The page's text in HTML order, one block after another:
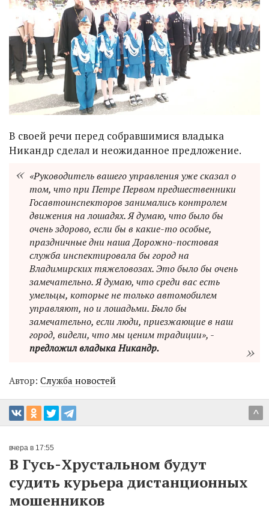
В своей речи перед собравшимися владыка
Никандр сделал и неожиданное предложение.
«Руководитель вашего управления уже сказал о
том, что при Петре Первом предшественники
Госавтоинспекторов занимались контролем
движения на лошадях. Я думаю, что было бы
очень здорово, если бы в какие-то особые,
праздничные дни наша Дорожно-постовая
служба инспектировала бы город на
Владимирских тяжеловозах. Это было бы очень
замечательно. Я думаю, что среди вас есть
умельцы, которые не только автомобилем
управляют, но и лошадьми. Было бы
замечательно, если люди, приезжающие в наш
город, видели, что мы ценим традиции», -
предложил владыка Никандр.
Автор: Служба новостей
^
вчера в 17:55
В Гусь-Хрустальном будут
судить курьера дистанционных
мошенников